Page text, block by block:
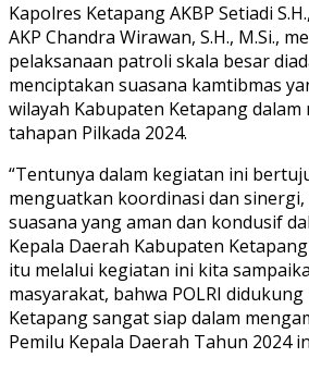
Kapolres Ketapang AKBP Setiadi
AKP Chandra Wirawan, S.H., M.Si.,
pelaksanaan patroli skala besar
menciptakan suasana kamtibmas
wilayah Kabupaten Ketapang dalam
tahapan Pilkada 2024.
“Tentunya dalam kegiatan ini
menguatkan koordinasi dan
suasana yang aman dan kondusif
Kepala Daerah Kabupaten
itu melalui kegiatan ini kita
masyarakat, bahwa POLRI
Ketapang sangat siap dalam
Pemilu Kepala Daerah Tahun 2024